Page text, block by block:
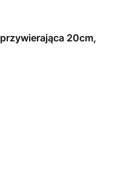
20cm,